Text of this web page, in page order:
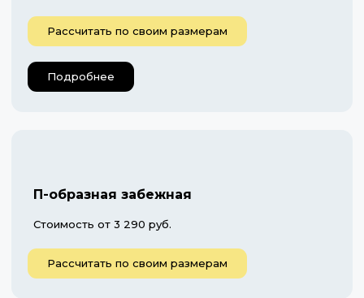
Рассчитать по своим размерам
Подробнее
П-образная забежная
Стоимость от 3 290 руб.
Рассчитать по своим размерам